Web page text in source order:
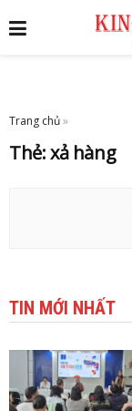
Trang chủ»
Thẻ:xả hàng
TIN MỚI NHẤT